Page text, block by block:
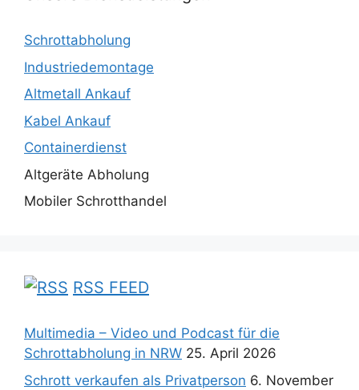
Schrottabholung
Industriedemontage
Altmetall Ankauf
Kabel Ankauf
Containerdienst
Altgeräte Abholung
Mobiler Schrotthandel
RSS FEED
Multimedia – Video und Podcast für die
Schrottabholung in NRW 25. April 2026
Schrott verkaufen als Privatperson 6. November